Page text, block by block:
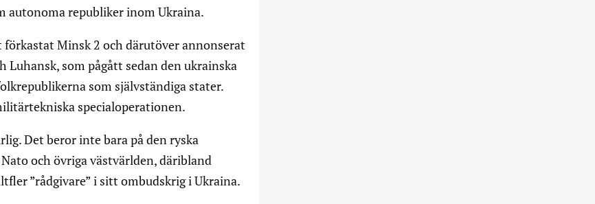
autonoma republiker inom Ukraina.
Minsk 2 och därutöver annonserat
som pågått sedan den ukrainska
som självständiga stater.
specialoperationen.
Det beror inte bara på den ryska
och övriga västvärlden, däribland
”rådgivare” i sitt ombudskrig i Ukraina.